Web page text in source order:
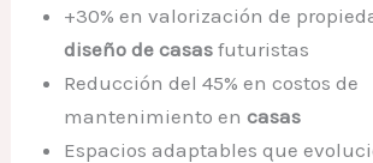
+30% en valorización de
diseño de casas futuristas
Reducción del 45% en costos de
mantenimiento encasas
Espacios adaptables que